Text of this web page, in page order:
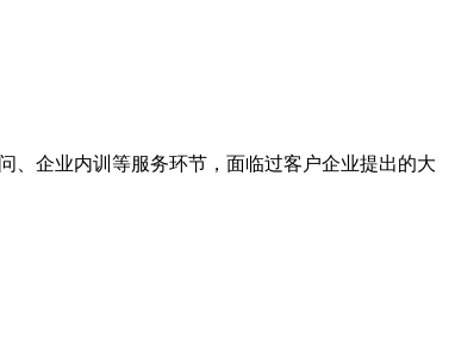
、企业内训等服务环节，面临过客户企业提出的大